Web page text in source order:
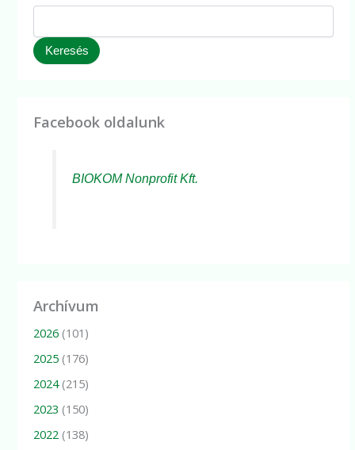
Keresés
Facebook oldalunk
BIOKOM Nonprofit Kft.
Archívum
2026 (101)
2025 (176)
2024(215)
2023 (150)
2022 (138)